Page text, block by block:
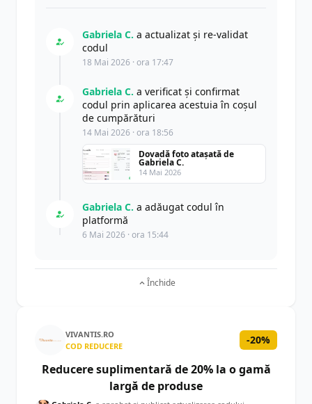
Gabriela C. a actualizat şi re-validat
codul
18 Mai 2026 · ora 17:47
Gabriela C. a verificat și confirmat
codul prin aplicarea acestuia în coșul
de cumpărături
14 Mai 2026 · ora 18:56
Dovadă foto atașată de
Gabriela C.
14 Mai 2026
Gabriela C. a adăugat codul în
platformă
6 Mai 2026 · ora 15:44
Închide
VIVANTIS.RO
COD REDUCERE
-20%
Reducere suplimentară de 20% la o gamă
largă de produse